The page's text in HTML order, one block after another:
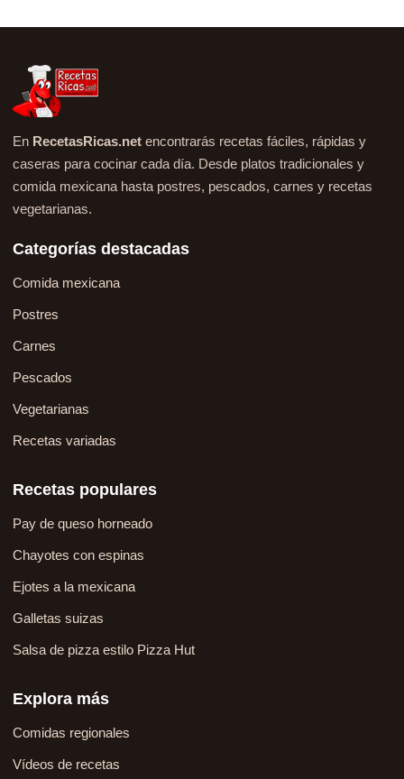
En RecetasRicas.net encontrarás recetas fáciles, rápidas y
caseras para cocinar cada día. Desde platos tradicionales y
comida mexicana hasta postres, pescados, carnes y recetas
vegetarianas.
Categorías destacadas
Comida mexicana
Postres
Carnes
Pescados
Vegetarianas
Recetas variadas
Recetas populares
Pay de queso horneado
Chayotes con espinas
Ejotes a la mexicana
Galletas suizas
Salsa de pizza estilo Pizza Hut
Explora más
Comidas regionales
Vídeos de recetas